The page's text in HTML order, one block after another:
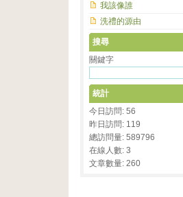
我該像誰
洗禮的源由
搜尋
關鍵字
統計
今日訪問: 56
昨日訪問: 119
總訪問量: 589796
在線人數: 3
文章數量: 260